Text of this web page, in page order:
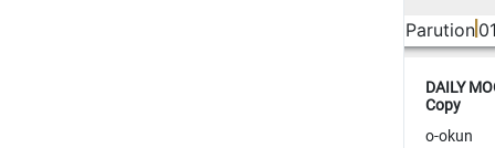
Parution
DAILY
Copy
o-okun